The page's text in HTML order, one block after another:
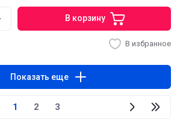
В корзину
В избранное
Показать еще
1 2 3